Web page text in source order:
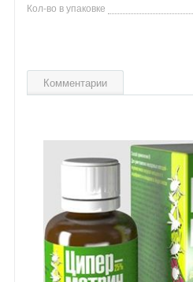
Кол-во в упаковке
Комментарии